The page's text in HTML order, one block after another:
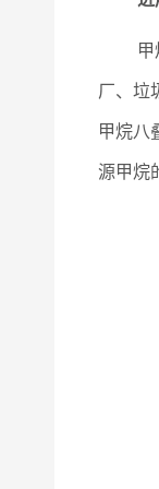
厂、垃
甲烷八
源甲烷